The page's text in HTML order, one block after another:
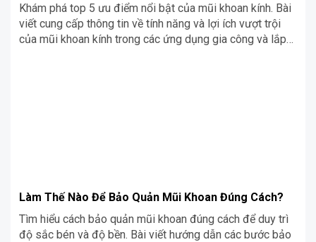
Khám phá top 5 ưu điểm nổi bật của mũi khoan kính. Bài
viết cung cấp thông tin về tính năng và lợi ích vượt trội
của mũi khoan kính trong các ứng dụng gia công và lắp
Làm Thế Nào Để Bảo Quản Mũi Khoan Đúng Cách?
Tìm hiểu cách bảo quản mũi khoan đúng cách để duy trì
độ sắc bén và độ bền. Bài viết hướng dẫn các bước bảo